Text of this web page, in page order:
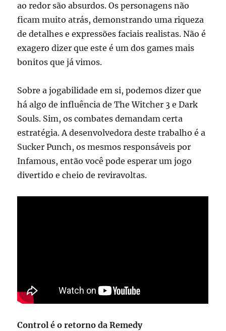
ao redor são absurdos. Os personagens não
ficam muito atrás, demonstrando uma riqueza
de detalhes e expressões faciais realistas. Não é
exagero dizer que este é um dos games mais
bonitos que já vimos.
Sobre a jogabilidade em si, podemos dizer que
há algo de influência de The Witcher 3 e Dark
Souls. Sim, os combates demandam certa
estratégia. A desenvolvedora deste trabalho é a
Sucker Punch, os mesmos responsáveis por
Infamous, então você pode esperar um jogo
divertido e cheio de reviravoltas.
Control é o retorno da Remedy